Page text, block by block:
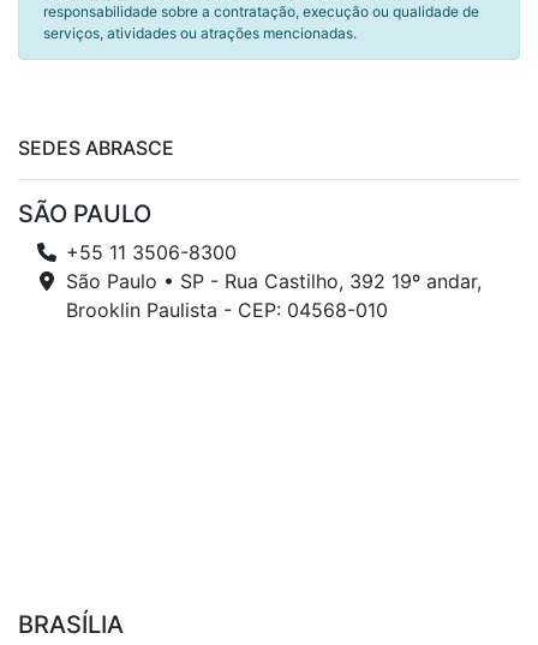
responsabilidade sobre a contratação, execução ou qualidade de
serviços, atividades ou atrações mencionadas.
SEDES ABRASCE
SÃO PAULO
+55 11 3506-8300
São Paulo • SP - Rua Castilho, 392 19º andar,
Brooklin Paulista - CEP: 04568-010
BRASÍLIA